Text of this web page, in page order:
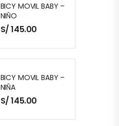
BICY MOVIL BABY –
NIÑO
S/145.00
BICY MOVIL BABY –
NIÑA
S/145.00